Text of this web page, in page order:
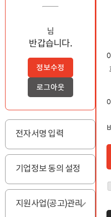
님
반갑습니다.
정보수정
로그아웃
전자서명 입력
기업정보 동의 설정
지원사업(공고)관리